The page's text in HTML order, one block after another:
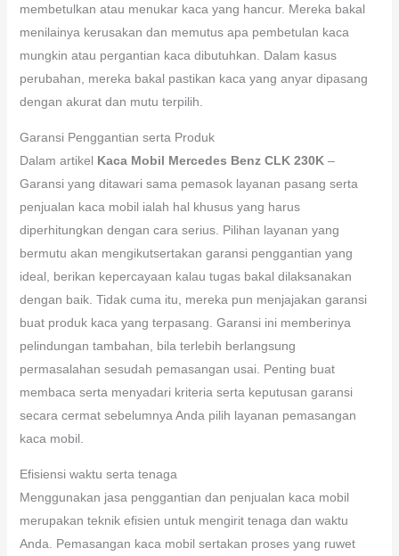
membetulkan atau menukar kaca yang hancur. Mereka bakal
menilainya kerusakan dan memutus apa pembetulan kaca
mungkin atau pergantian kaca dibutuhkan. Dalam kasus
perubahan, mereka bakal pastikan kaca yang anyar dipasang
dengan akurat dan mutu terpilih.
Garansi Penggantian serta Produk
Dalam artikel Kaca Mobil Mercedes Benz CLK 230K–
Garansi yang ditawari sama pemasok layanan pasang serta
penjualan kaca mobil ialah hal khusus yang harus
diperhitungkan dengan cara serius. Pilihan layanan yang
bermutu akan mengikutsertakan garansi penggantian yang
ideal, berikan kepercayaan kalau tugas bakal dilaksanakan
dengan baik. Tidak cuma itu, mereka pun menjajakan garansi
buat produk kaca yang terpasang. Garansi ini memberinya
pelindungan tambahan, bila terlebih berlangsung
permasalahan sesudah pemasangan usai. Penting buat
membaca serta menyadari kriteria serta keputusan garansi
secara cermat sebelumnya Anda pilih layanan pemasangan
kaca mobil.
Efisiensi waktu serta tenaga
Menggunakan jasa penggantian dan penjualan kaca mobil
merupakan teknik efisien untuk mengirit tenaga dan waktu
Anda. Pemasangan kaca mobil sertakan proses yang ruwet